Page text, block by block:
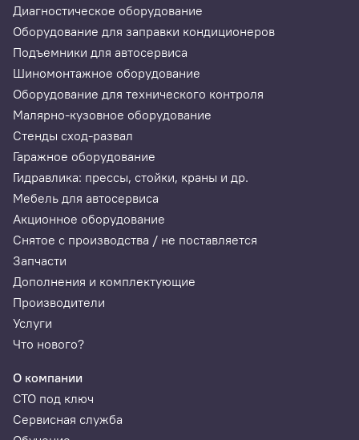
Диагностическое оборудование
Оборудование для заправки кондиционеров
Подъемники для автосервиса
Шиномонтажное оборудование
Оборудование для технического контроля
Малярно-кузовное оборудование
Стенды сход-развал
Гаражное оборудование
Гидравлика: прессы, стойки, краны и др.
Мебель для автосервиса
Акционное оборудование
Снятое с производства / не поставляется
Запчасти
Дополнения и комплектующие
Производители
Услуги
Что нового?
О компании
СТО под ключ
Сервисная служба